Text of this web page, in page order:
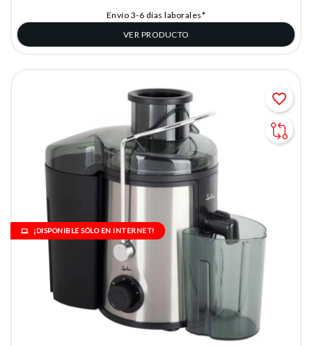
Envío 3-6 días laborales*
VER PRODUCTO
¡DISPONIBLE SÓLO EN INTERNET!
favorite_border